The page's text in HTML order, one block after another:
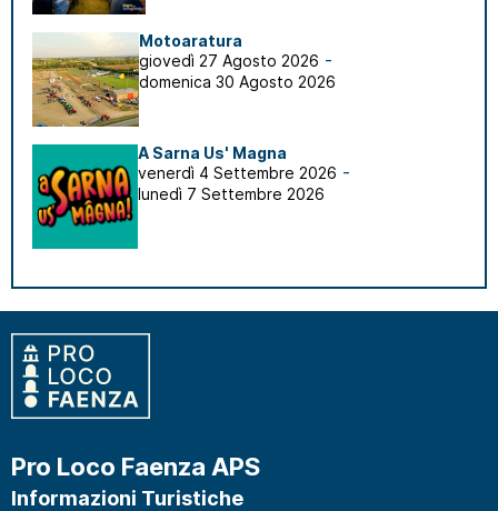
Motoaratura
giovedì 27 Agosto 2026 -
domenica 30 Agosto 2026
A Sarna Us' Magna
venerdì 4 Settembre 2026 -
lunedì 7 Settembre 2026
Pro Loco Faenza APS
Informazioni Turistiche